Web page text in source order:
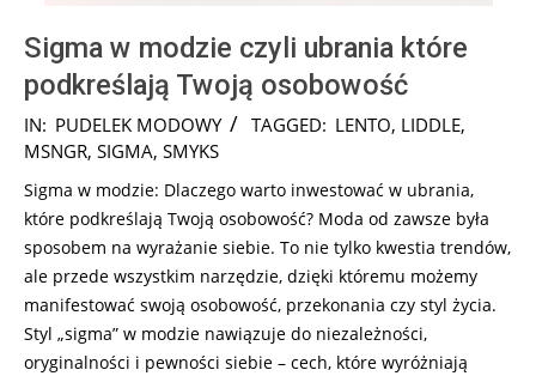
Sigma w modzie czyli ubrania które
podkreślają Twoją osobowość
2024-
12-
IN: PUDELEK MODOWY TAGGED: LENTO, LIDDLE,
MSNGR, SIGMA, SMYKS
Sigma w modzie: Dlaczego warto inwestować w ubrania,
które podkreślają Twoją osobowość? Moda od zawsze była
sposobem na wyrażanie siebie. To nie tylko kwestia trendów,
ale przede wszystkim narzędzie, dzięki któremu możemy
manifestować swoją osobowość, przekonania czy styl życia.
Styl „sigma” w modzie nawiązuje do niezależności,
oryginalności i pewności siebie – cech, które wyróżniają